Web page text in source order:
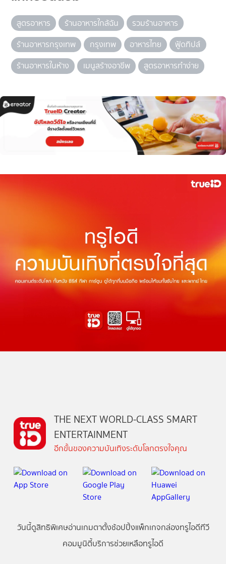
สูตรอาหาร ร้านอาหารใกล้ฉัน
รวมร้านอาหาร
ร้านอาหารกรุงเทพ
กรุงเทพ อาหารไทย
ฟู้ดทิปส์
ร้านอาหารในห้าง
เมนูสร้างอาชีพ สูตรอาหารทำง่าย
THE NEXT WORLD-CLASS SMART
ENTERTAINMENT
อีกขั้นของความบันเทิงระดับโลกตรงใจคุณ
วันนี้ดูสิทธิพิเศษอ่านเกมตาตั้งช้อปปิ้งแพ็กเกจกล่องทรูไอดีทีวี
คอมมูนิตี้บริการช่วยเหลือทรูไอดี